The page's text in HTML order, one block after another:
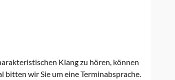
Klang zu hören, können
wir Sie um eine Terminabsprache.